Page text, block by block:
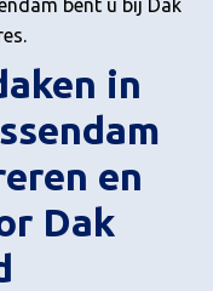
bent u bij Dak
in
en
Dak